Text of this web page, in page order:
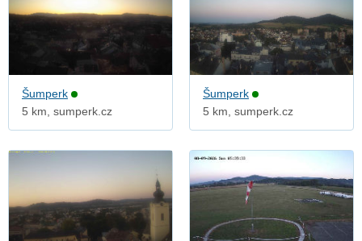
Šumperk
5 km, sumperk.cz
Šumperk
5 km, sumperk.cz